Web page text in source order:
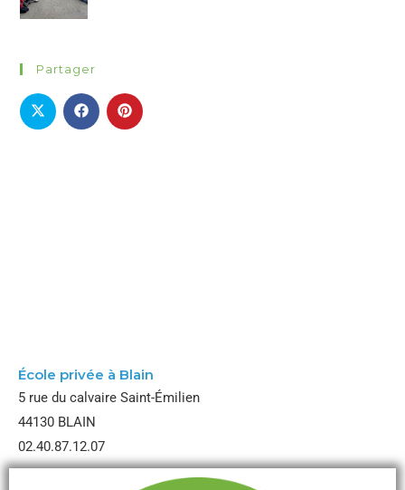
Partager
École privée à Blain
5 rue du calvaire Saint-Émilien
44130 BLAIN
02.40.87.12.07